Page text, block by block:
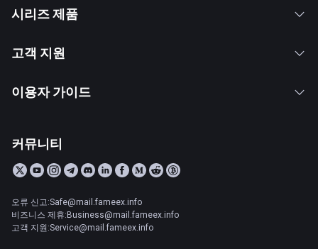
시리즈 제품
고객 지원
이용자 가이드
커뮤니티
오류 신고:Safe@mail.fameex.info
비즈니스 제휴:Business@mail.fameex.info
고객 지원:Service@mail.fameex.info